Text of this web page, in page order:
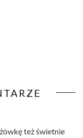
też świetnie